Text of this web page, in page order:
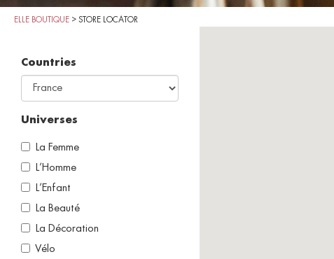
ELLE BOUTIQUE > STORE LOCATOR
Countries
Universes
La Femme
L’Homme
L’Enfant
La Beauté
La Décoration
Vélo